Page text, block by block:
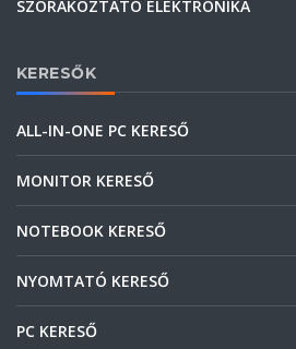
SZÓRAKOZTATÓ ELEKTRONIKA
KERESŐK
ALL-IN-ONE PC KERESŐ
MONITOR KERESŐ
NOTEBOOK KERESŐ
NYOMTATÓ KERESŐ
PC KERESŐ